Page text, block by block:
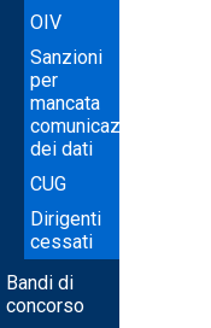
OIV
Sanzioni
per
mancata
comunicazione
dei dati
CUG
Dirigenti
cessati
Bandi di
concorso